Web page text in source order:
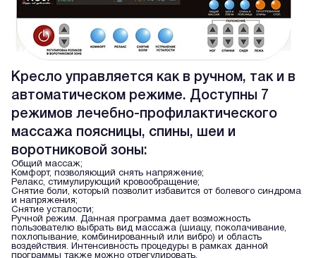
Кресло управляется как в ручном, так и в
автоматическом режиме. Доступны 7
режимов лечебно-профилактического
массажа поясницы, спины, шеи и
воротниковой зоны:
Общий массаж;
Комфорт, позволяющий снять напряжение;
Релакс, стимулирующий кровообращение;
Снятие боли, который позволит избавится от болевого синдрома
и напряжения;
Снятие усталости;
Ручной режим. Данная программа дает возможность
пользователю выбрать вид массажа (шиацу, поколачивание,
похлопывание, комбинированный или вибро) и область
воздействия. Интенсивность процедуры в рамках данной
программы также можно отрегулировать.